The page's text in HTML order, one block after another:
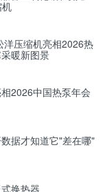
洋压缩机亮相2026热
暖新图景
2026中国热泵年会
据才知道它"差在哪"
换热器